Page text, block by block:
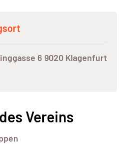
6 9020 Klagenfurt
Vereins